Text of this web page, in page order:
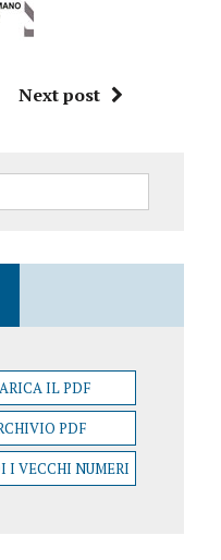
Next post
IL PDF
PDF
I VECCHI NUMERI